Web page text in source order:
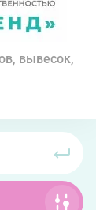
вывесок,